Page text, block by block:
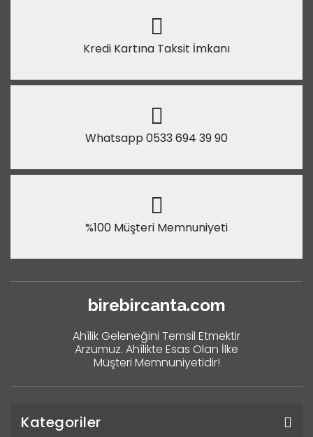
Kredi Kartına Taksit İmkanı
Whatsapp 0533 694 39 90
%100 Müşteri Memnuniyeti
birebircanta.com
Ahîlik Geleneğini Temsil Etmektir
Arzumuz. Ahîlikte Esas Olan İlke
Müşteri Memnuniyetidir!
Kategoriler